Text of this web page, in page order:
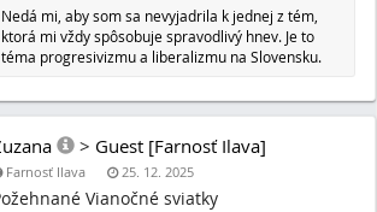
Zuzana >Blog
UNIVERZÁLNE BRATSTVO
Názov, pri ktorom mi bliká pomyslená "kontrolka v
film o Chiare Lubichovej na CineLux -
https://cinelux.sk/programs/chiara_lubichova)